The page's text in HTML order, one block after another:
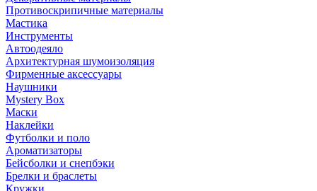
Противоскрипичные материалы
Мастика
Инструменты
Автоодеяло
Архитектурная шумоизоляция
Фирменные аксессуары
Наушники
Mystery Box
Маски
Наклейки
Футболки и поло
Ароматизаторы
Бейсболки и снепбэки
Брелки и браслеты
Кружки